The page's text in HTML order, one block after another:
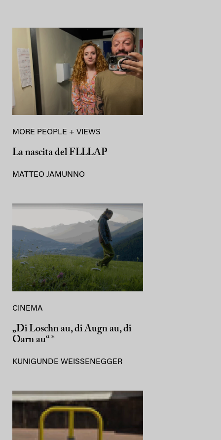
MORE PEOPLE + VIEWS
La nascita del FLLLAP
MATTEO JAMUNNO
CINEMA
„Di Loschn au, di Augn au, di
Oarn au“ *
KUNIGUNDE WEISSENEGGER